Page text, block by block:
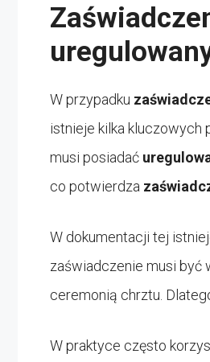
W przypadku
istnieje kilka kluczowych
musi posiadać
co potwierdza
W dokumentacji tej
zaświadczenie musi być
ceremonią chrztu.
W praktyce często